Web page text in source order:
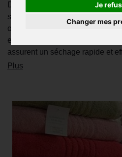
Je
Changer mes
Découvrez l'élégance et le
serviettes invité en éponge de
offrir un enveloppement parfait
en éponge sont dotées de
assurent un séchage rapide et
Plus